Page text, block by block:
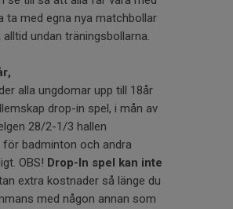
ta med egna nya matchbollar
undan träningsbollarna.
alla ungdomar upp till 18år
drop-in spel, i mån av
28/2-1/3 hallen
för badminton och andra
OBS! Drop-In spel kan inte
extra kostnader så länge du
med någon annan som